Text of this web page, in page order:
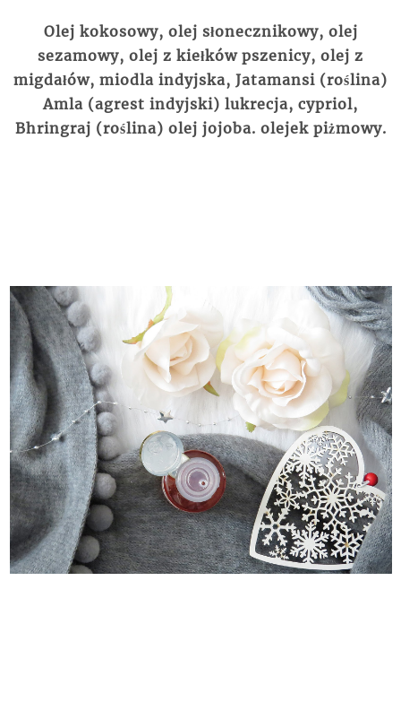
Olej kokosowy, olej słonecznikowy, olej
sezamowy, olej z kiełków pszenicy, olej z
migdałów, miodla indyjska, Jatamansi (roślina)
Amla (agrest indyjski) lukrecja, cypriol,
Bhringraj (roślina) olej jojoba. olejek piżmowy.